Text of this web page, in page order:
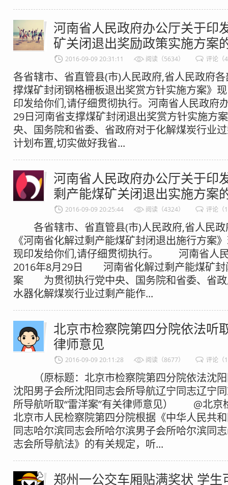
河南省人民政府办公厅关于印
矿关闭退出奖励政策实施方案
2016-09-09 20:31:11 阅读（5634） 评论（
各省辖市、省直管县(市)人民政府,省人民政府
撑煤矿封闭钢格栅板退出奖赏方针实施方案》
印发给你们,请仔细贯彻执行。河南省人民政府
29日河南省支撑煤矿封闭退出奖赏方针实施方
央、国务院和省委、省政府对于化解煤炭行业
计划布置,切实做好我省...
河南省人民政府办公厅关于印
剩产能煤矿关闭退出实施方案
2016-09-09 20:25:44 阅读（4324） 评论（
各省辖市、省直管县(市)人民政府,省人
《河南省化解过剩产能煤矿封闭退出施行方案
现印发给你们,请仔细贯彻执行。 河南省
2016年8月29日 河南省化解过剩产能煤矿封
案 为贯彻执行党中央、国务院和省委、省政
水器化解煤炭行业过剩产能作...
北京市检察院第四分院依法听
律师意见
2016-09-09 20:11:28 阅读（8677） 评论（
（原标题：北京市检察院第四分院依法沈阳
沈阳男子会所沈阳同志会所导航辽宁同志辽宁
所导航听取“雷洋案”有关律师意见） @北京
北京市人民检察院第四分院根据《中华人民共
同志哈尔滨同志会所哈尔滨男子会所哈尔滨同
志会所导航法》的有关规定，听...
郑州一公交车厢贴满奖状 学生